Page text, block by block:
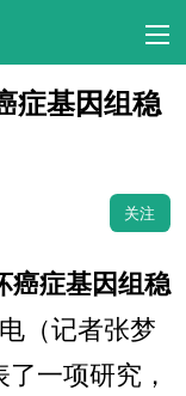
症基因组稳
关注
癌症基因组稳
（记者张梦
一项研究，